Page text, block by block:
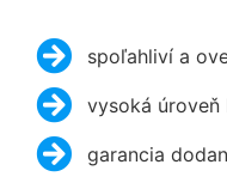
spoľahliví a
vysoká
garancia